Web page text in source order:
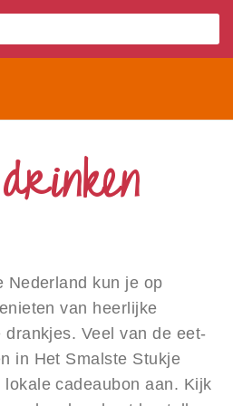
Stukje
Nederland kun je op
van heerlijke
Veel van de eet-
in Het Smalste Stukje
cadeaubon aan. Kijk